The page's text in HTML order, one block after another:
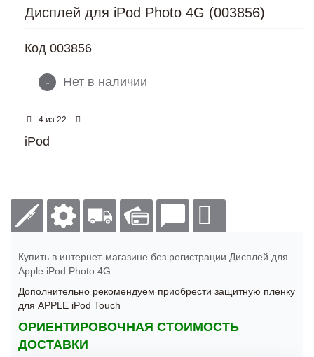
Дисплей для iPod Photo 4G (003856)
Код 003856
- Нет в наличии
4 из 22
iPod
Купить в интернет-магазине без регистрации Дисплей для
Apple iPod Photo 4G
Дополнительно рекомендуем приобрести защитную пленку
для APPLE iPod Touch
ОРИЕНТИРОВОЧНАЯ СТОИМОСТЬ
ДОСТАВКИ